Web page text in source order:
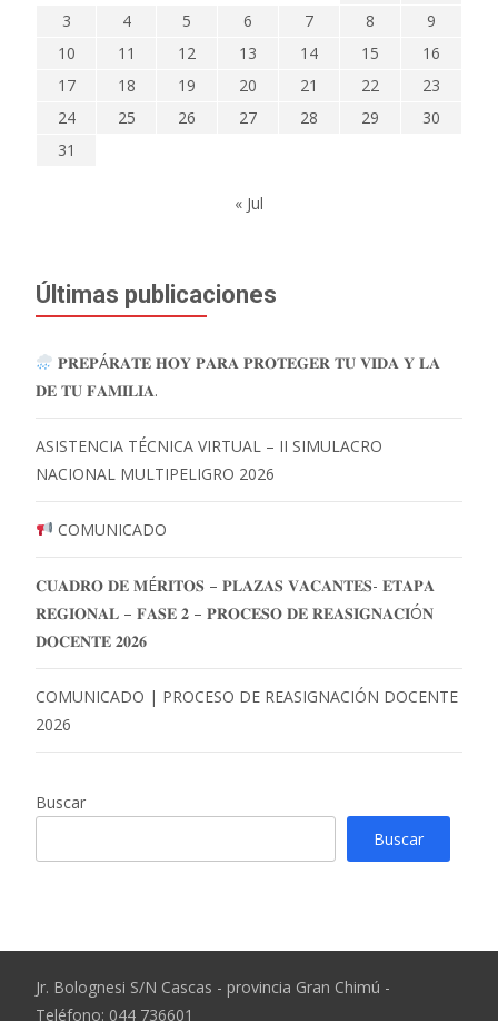
3
4 5 6 7 8
9
10
11 12 13 14 15
16
17
18 19 20 21 22
23
24
25 26 27 28 29
30
31
« Jul
Últimas publicaciones
𝐏𝐑𝐄𝐏Á𝐑𝐀𝐓𝐄 𝐇𝐎𝐘 𝐏𝐀𝐑𝐀 𝐏𝐑𝐎𝐓𝐄𝐆𝐄𝐑 𝐓𝐔 𝐕𝐈𝐃𝐀 𝐘 𝐋𝐀
𝐃𝐄 𝐓𝐔 𝐅𝐀𝐌𝐈𝐋𝐈𝐀.
ASISTENCIA TÉCNICA VIRTUAL – II SIMULACRO
NACIONAL MULTIPELIGRO 2026
COMUNICADO
𝐂𝐔𝐀𝐃𝐑𝐎 𝐃𝐄 𝐌É𝐑𝐈𝐓𝐎𝐒 – 𝐏𝐋𝐀𝐙𝐀𝐒 𝐕𝐀𝐂𝐀𝐍𝐓𝐄𝐒- 𝐄𝐓𝐀𝐏𝐀
𝐑𝐄𝐆𝐈𝐎𝐍𝐀𝐋 – 𝐅𝐀𝐒𝐄 𝟐 – 𝐏𝐑𝐎𝐂𝐄𝐒𝐎 𝐃𝐄 𝐑𝐄𝐀𝐒𝐈𝐆𝐍𝐀𝐂𝐈Ó𝐍
𝐃𝐎𝐂𝐄𝐍𝐓𝐄 𝟐𝟎𝟐𝟔
COMUNICADO | PROCESO DE REASIGNACIÓN DOCENTE
2026
Buscar
Buscar
Jr. Bolognesi S/N Cascas - provincia Gran Chimú -
Teléfono: 044 736601